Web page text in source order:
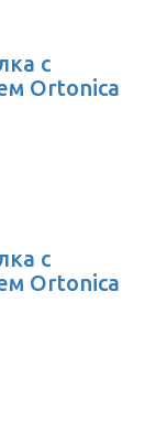
с
Ortonica
с
Ortonica